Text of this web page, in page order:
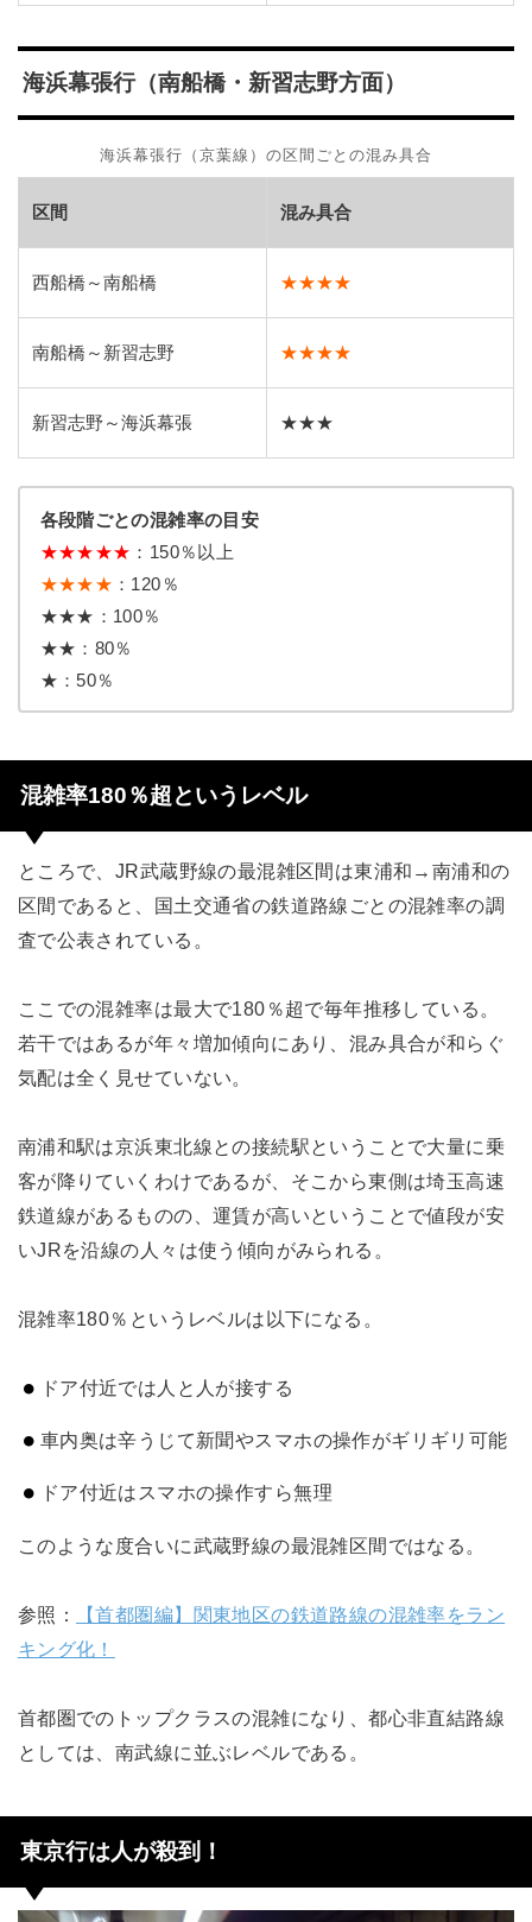
海浜幕張行（南船橋・新習志野方面）
海浜幕張行（京葉線）の区間ごとの混み具合
区間 混み具合
西船橋～南船橋 ★★★★
南船橋～新習志野 ★★★★
新習志野～海浜幕張 ★★★
各段階ごとの混雑率の目安
★★★★★ ：150％以上
★★★★ ：120％
★★★：100％
★★：80％
★：50％
混雑率180％超というレベル
ところで、JR武蔵野線の最混雑区間は東浦和→南浦和の
区間であると、国土交通省の鉄道路線ごとの混雑率の調
査で公表されている。
ここでの混雑率は最大で180％超で毎年推移している。
若干ではあるが年々増加傾向にあり、混み具合が和らぐ
気配は全く見せていない。
南浦和駅は京浜東北線との接続駅ということで大量に乗
客が降りていくわけであるが、そこから東側は埼玉高速
鉄道線があるものの、運賃が高いということで値段が安
いJRを沿線の人々は使う傾向がみられる。
混雑率180％というレベルは以下になる。
ドア付近では人と人が接する
車内奥は辛うじて新聞やスマホの操作がギリギリ可能
ドア付近はスマホの操作すら無理
このような度合いに武蔵野線の最混雑区間ではなる。
参照：
【首都圏編】関東地区の鉄道路線の混雑率をラン
キング化！
首都圏でのトップクラスの混雑になり、都心非直結路線
としては、南武線に並ぶレベルである。
東京行は人が殺到！